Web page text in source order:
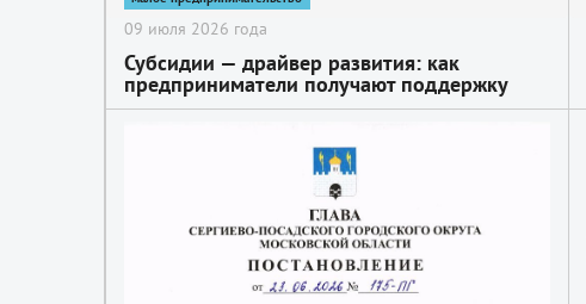
09 июля 2026 года
Субсидии — драйвер развития: как
предприниматели получают поддержку